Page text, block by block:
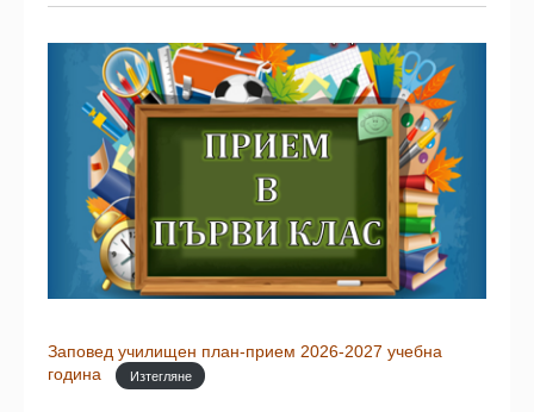
Заповед училищен план-прием 2026-2027 учебна
година
Изтегляне